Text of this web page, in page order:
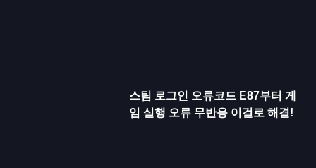
스팀 로그인 오류코드 E87부터 게
임 실행 오류 무반응 이걸로 해결!